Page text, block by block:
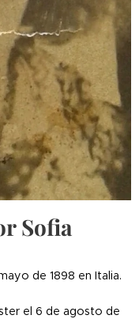
Sofia
de 1898 en Italia.
el 6 de agosto de